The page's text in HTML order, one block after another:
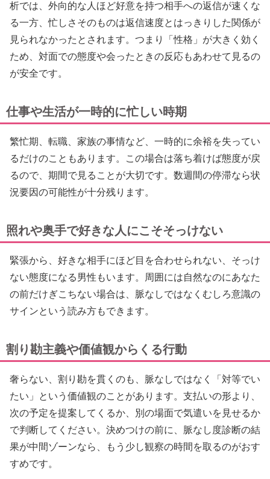
析では、外向的な人ほど好意を持つ相手への返信が速くな
る一方、忙しさそのものは返信速度とはっきりした関係が
見られなかったとされます。つまり「性格」が大きく効く
ため、対面での態度や会ったときの反応もあわせて見るの
が安全です。
仕事や生活が一時的に忙しい時期
繁忙期、転職、家族の事情など、一時的に余裕を失ってい
るだけのこともあります。この場合は落ち着けば態度が戻
るので、期間で見ることが大切です。数週間の停滞なら状
況要因の可能性が十分残ります。
照れや奥手で好きな人にこそそっけない
緊張から、好きな相手にほど目を合わせられない、そっけ
ない態度になる男性もいます。周囲には自然なのにあなた
の前だけぎこちない場合は、脈なしではなくむしろ意識の
サインという読み方もできます。
割り勘主義や価値観からくる行動
奢らない、割り勘を貫くのも、脈なしではなく「対等でい
たい」という価値観のことがあります。支払いの形より、
次の予定を提案してくるか、別の場面で気遣いを見せるか
で判断してください。決めつけの前に、脈なし度診断の結
果が中間ゾーンなら、もう少し観察の時間を取るのがおす
すめです。